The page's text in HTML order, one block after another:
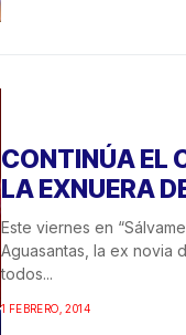
CONTINÚA EL
LA EXNUERA
Este viernes en
Aguasantas, la ex novia
todos...
1 FEBRERO, 2014